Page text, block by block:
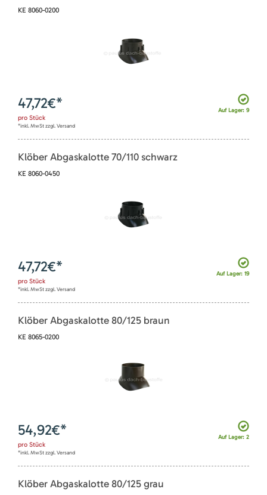
KE 8060-0200
Auf Lager: 9
47,72€*
pro Stück
*inkl. MwSt zzgl. Versand
Klöber Abgaskalotte 70/110 schwarz
KE 8060-0450
Auf Lager: 19
47,72€*
pro Stück
*inkl. MwSt zzgl. Versand
Klöber Abgaskalotte 80/125 braun
KE 8065-0200
Auf Lager: 2
54,92€*
pro Stück
*inkl. MwSt zzgl. Versand
Klöber Abgaskalotte 80/125 grau